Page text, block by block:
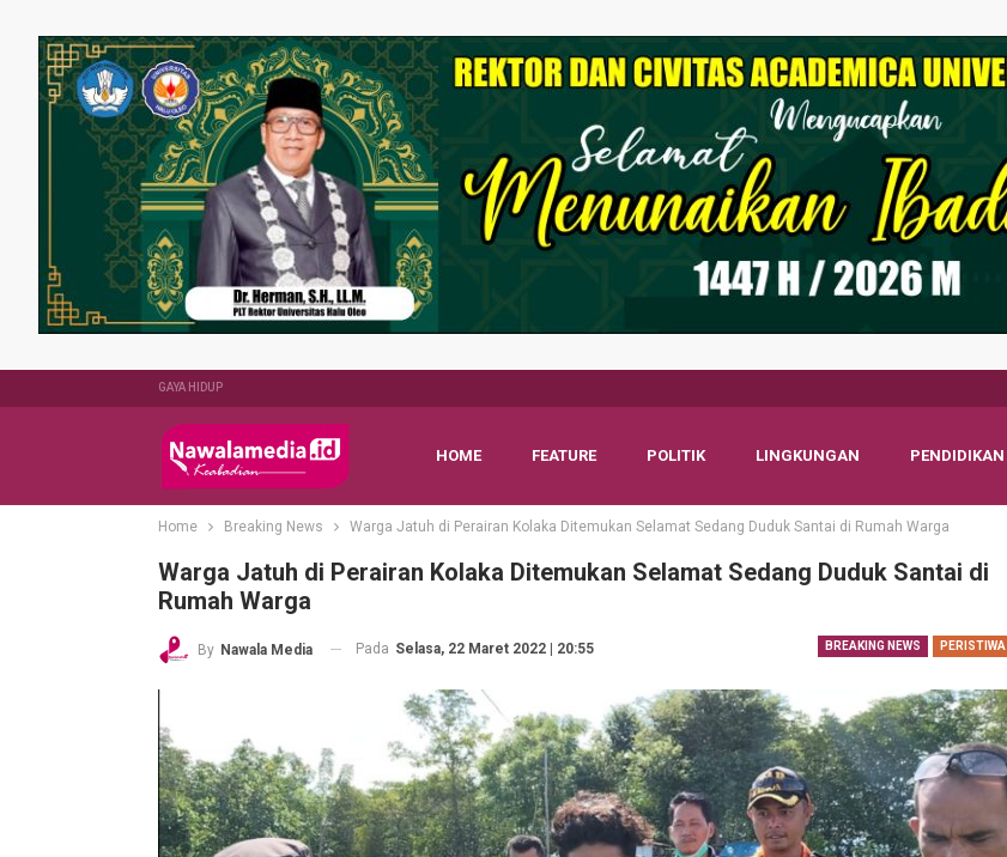
GAYA HIDUP
HOME FEATURE POLITIK LINGKUNGAN PENDIDIKAN
Home Breaking News Warga Jatuh di Perairan Kolaka Ditemukan Selamat Sedang Duduk Santai di Rumah Warga
Warga Jatuh di Perairan Kolaka Ditemukan Selamat Sedang Duduk Santai di
Rumah Warga
BREAKING NEWS PERISTIWA
By Nawala Media Pada Selasa, 22 Maret 2022 | 20:55